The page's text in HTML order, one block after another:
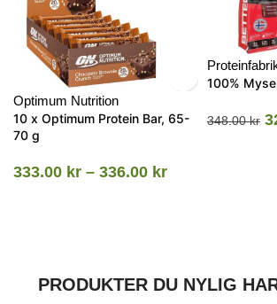
Optimum Nutrition
10 x Optimum Protein Bar, 65-
70 g
333.00 kr – 336.00 kr
100%
348.00kr
PRODUKTER DU NYLIG